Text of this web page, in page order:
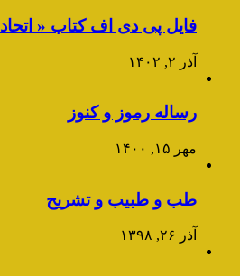
فایل پی دی اف کتاب «
آذر ۲, ۱۴۰۲
رساله رموز و کنوز
مهر ۱۵, ۱۴۰۰
طب و طبیب و تشریح
آذر ۲۶, ۱۳۹۸